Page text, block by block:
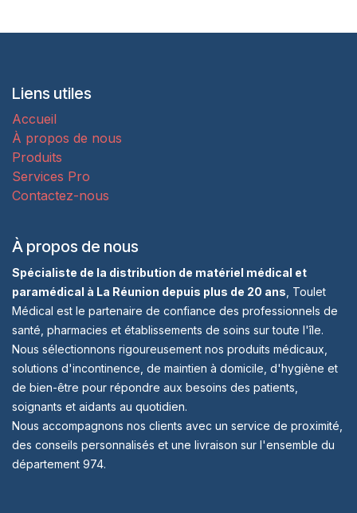
Liens utiles
Accueil
À propos de nous
Produits
Services Pro
Contactez-nous
À propos de nous
Spécialiste de la distribution de matériel médical et
paramédical à La Réunion depuis plus de 20 ans , Toulet
Médical est le partenaire de confiance des professionnels de
santé, pharmacies et établissements de soins sur toute l'île.
Nous sélectionnons rigoureusement nos produits médicaux,
solutions d'incontinence, de maintien à domicile, d'hygiène et
de bien-être pour répondre aux besoins des patients,
soignants et aidants au quotidien.
Nous accompagnons nos clients avec un service de proximité,
des conseils personnalisés et une livraison sur l'ensemble du
département 974.